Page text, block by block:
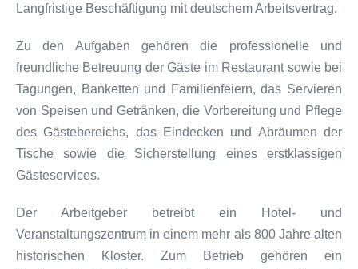
Langfristige Beschäftigung mit deutschem Arbeitsvertrag.
Zu den Aufgaben gehören die professionelle und
freundliche Betreuung der Gäste im Restaurant sowie bei
Tagungen, Banketten und Familienfeiern, das Servieren
von Speisen und Getränken, die Vorbereitung und Pflege
des Gästebereichs, das Eindecken und Abräumen der
Tische sowie die Sicherstellung eines erstklassigen
Gästeservices.
Der Arbeitgeber betreibt ein Hotel- und
Veranstaltungszentrum in einem mehr als 800 Jahre alten
historischen Kloster. Zum Betrieb gehören ein